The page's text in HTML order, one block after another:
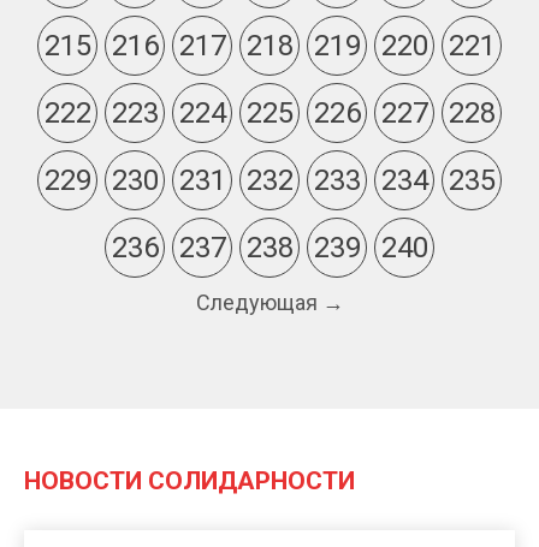
215
216 217 218 219 220
221
222
223 224 225 226 227
228
229
230 231 232 233 234
235
236
237 238 239 240
Следующая →
НОВОСТИ СОЛИДАРНОСТИ